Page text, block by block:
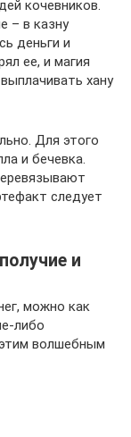
кочевников.
– в казну
деньги и
ее, и магия
хану
Для этого
и бечевка.
следует
и
можно как
либо
волшебным